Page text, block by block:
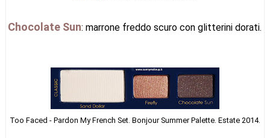
Chocolate Sun: marrone freddo scuro con glitterini dorati.
Too Faced - Pardon My French Set. Bonjour Summer Palette. Estate 2014.